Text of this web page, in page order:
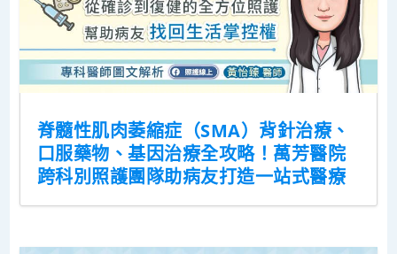
脊髓性肌肉萎縮症（SMA）背針治療、
口服藥物、基因治療全攻略！萬芳醫院
跨科別照護團隊助病友打造一站式醫療